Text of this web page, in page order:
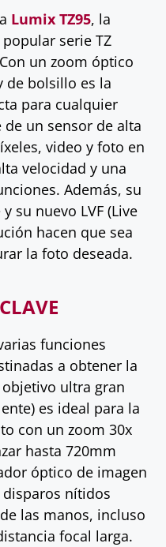
Lumix TZ95, la
serie TZ
un zoom óptico
de bolsillo es la
para cualquier
un sensor de alta
video y foto en
velocidad y una
Además, su
su nuevo LVF (Live
hacen que sea
la foto deseada.
funciones
a obtener la
ultra gran
es ideal para la
con un zoom 30x
hasta 720mm
óptico de imagen
disparos nítidos
las manos, incluso
focal larga.